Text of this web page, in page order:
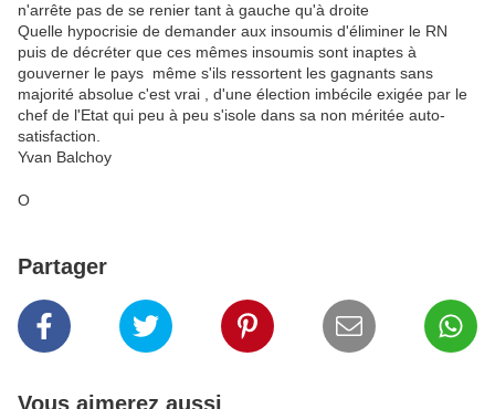
n'arrête pas de se renier tant à gauche qu'à droite
Quelle hypocrisie de demander aux insoumis d'éliminer le RN
puis de décréter que ces mêmes insoumis sont inaptes à
gouverner le pays même s'ils ressortent les gagnants sans
majorité absolue c'est vrai , d'une élection imbécile exigée par le
chef de l'Etat qui peu à peu s'isole dans sa non méritée auto-
satisfaction.
Yvan Balchoy
O
Partager
Vous aimerez aussi